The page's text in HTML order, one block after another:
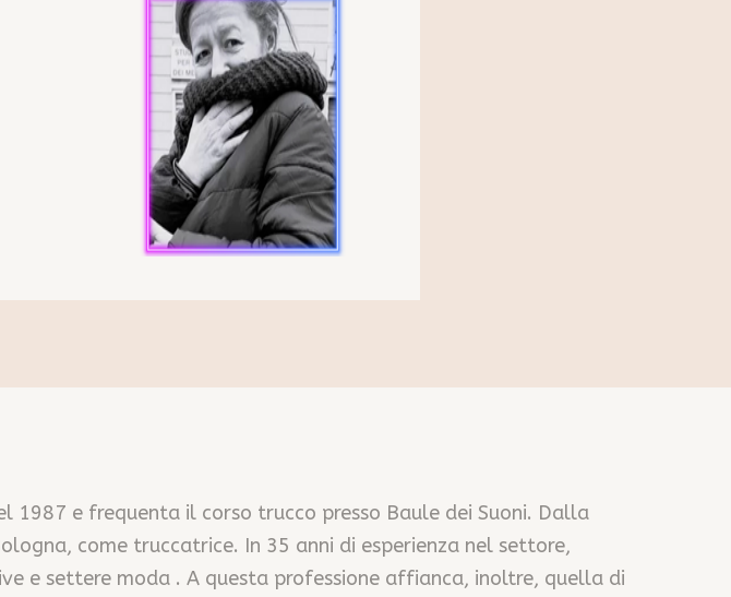
1987 e frequenta il corso trucco presso Baule dei Suoni. Dalla
come truccatrice. In 35 anni di esperienza nel settore,
e settere moda . A questa professione affianca, inoltre, quella di